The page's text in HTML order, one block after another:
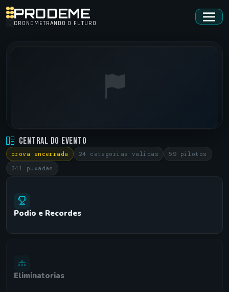
PRODEME
CRONOMETRANDO O FUTURO
ENCONTRO DOS AMIGOS • 3ª EDICAO
NOVA ESPERANCA DO SUL/RS • 03/11/2024
Central do Evento
prova encerrada 24 categorias validas
59 pilotos
341 puxadas
Podio e Recordes
Eliminatorias